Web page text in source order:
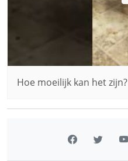
Hoe moeilijk kan het zijn?